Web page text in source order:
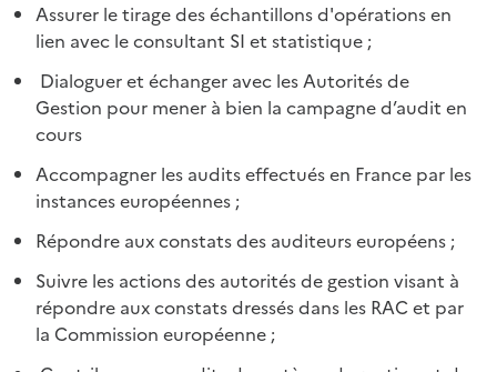
Assurer le tirage des échantillons d'opérations en
lien avec le consultant SI et statistique ;
Dialoguer et échanger avec les Autorités de
Gestion pour mener à bien la campagne d’audit en
cours
Accompagner les audits effectués en France par les
instances européennes ;
Répondre aux constats des auditeurs européens ;
Suivre les actions des autorités de gestion visant à
répondre aux constats dressés dans les RAC et par
la Commission européenne ;